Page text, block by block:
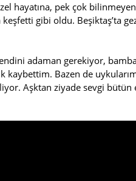
hayatına, pek çok
gibi oldu. Beşiktaş’ta
adaman gerekiyor,
kaybettim. Bazen de
Aşktan ziyade sevgi bütün